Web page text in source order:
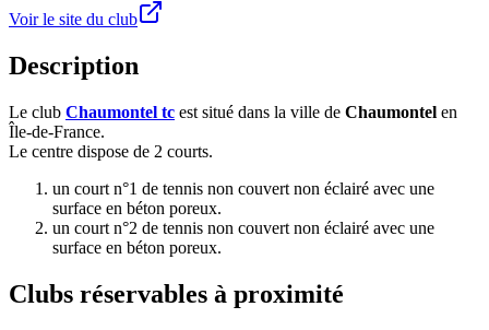
Voir le site du club
Description
Le club Chaumontel tc est situé dans la ville de Chaumontel en
Île-de-France.
Le centre dispose de 2 courts.
un court n°1 de tennis non couvert non éclairé avec une
surface en béton poreux.
un court n°2 de tennis non couvert non éclairé avec une
surface en béton poreux.
Clubs réservables à proximité